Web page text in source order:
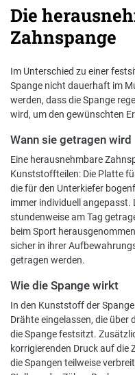
Die
Zahnspange
Im Unterschied zu einer
Spange nicht dauerhaft im
werden, dass die Spange
wird, um den gewünschten
Wann sie getragen wird
Eine herausnehmbare
Kunststoffteilen: Die Platte
die für den Unterkiefer
immer individuell angepasst.
stundenweise am Tag
beim Sport
sicher in ihrer
getragen werden.
Wie die Spange wirkt
In den Kunststoff der
Drähte eingelassen, die über
die Spange festsitzt.
korrigierenden Druck auf die
die Spangen teilweise